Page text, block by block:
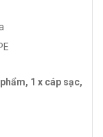
1 x cáp sạc,